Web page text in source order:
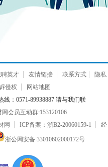
英才 友情链接 联系方式
隐私
侵权
网站地图
线：0571-89938887 请与我们联
网会员互动群:153120106
网 ICP备案：浙B2-20060159-1 经
浙公网安备 33010602000172号